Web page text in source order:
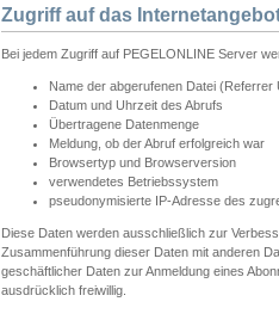
Zugriff auf das
Bei jedem Zugriff auf PEGELONLINE Server
Name der abgerufenen Datei (Referrer
Datum und Uhrzeit des Abrufs
Übertragene Datenmenge
Meldung, ob der Abruf erfolgreich war
Browsertyp und Browserversion
verwendetes Betriebssystem
pseudonymisierte IP-Adresse des
Diese Daten werden ausschließlich zur
Zusammenführung dieser Daten mit anderen
geschäftlicher Daten zur Anmeldung eines
ausdrücklich freiwillig.